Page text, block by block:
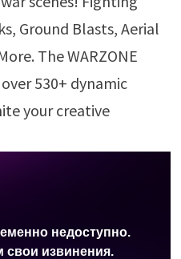
Ground Blasts, Aerial
The WARZONE
530+ dynamic
your creative